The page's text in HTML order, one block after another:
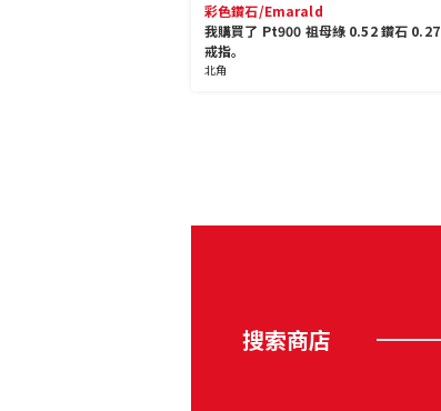
彩色鑽石/Emarald
我購買了 Pt900 祖母綠 0.52 鑽石 0.27
戒指。
北角
搜索商店